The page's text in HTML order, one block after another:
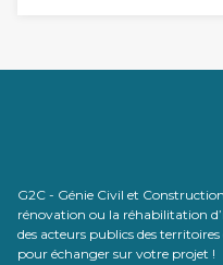
G2C - Génie Civil et
rénovation ou la réhabilitation
des acteurs publics des
pour échanger sur votre projet !